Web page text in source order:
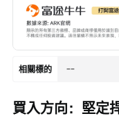
相關標的 --
買入方向：堅定